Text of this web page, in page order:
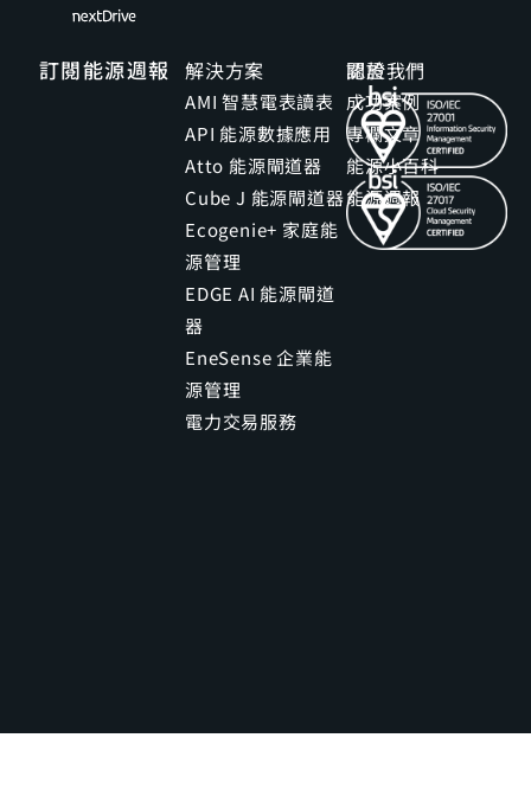
訂閱能源週報 解決方案
AMI 智慧電表讀表
API 能源數據應用
Atto 能源閘道器
Cube J 能源閘道器
Ecogenie+ 家庭能
源管理
EDGE AI 能源閘道
器
EneSense 企業能
源管理
電力交易服務
關於我們
成功案例
專欄文章
能源小百科
能源週報
認證